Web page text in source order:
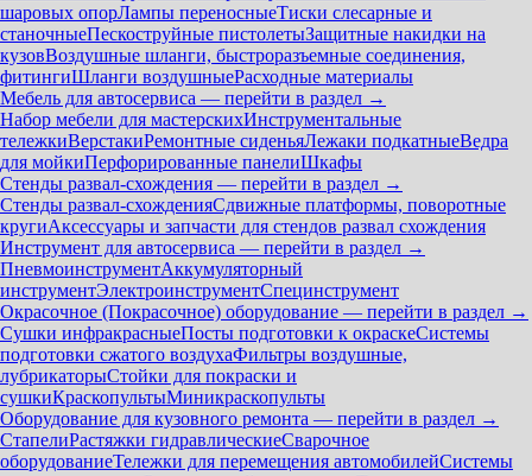
шаровых опорЛампы переносныеТиски слесарные и
станочныеПескоструйные пистолетыЗащитные накидки на
кузовВоздушные шланги, быстроразъемные соединения,
фитингиШланги воздушныеРасходные материалы
Мебель для автосервиса — перейти в раздел →
Набор мебели для мастерскихИнструментальные
тележкиВерстакиРемонтные сиденьяЛежаки подкатныеВедра
для мойкиПерфорированные панелиШкафы
Стенды развал-схождения — перейти в раздел →
Стенды развал-схожденияСдвижные платформы, поворотные
кругиАксессуары и запчасти для стендов развал схождения
Инструмент для автосервиса — перейти в раздел →
ПневмоинструментАккумуляторный
инструментЭлектроинструментСпецинструмент
Окрасочное (Покрасочное) оборудование — перейти в раздел →
Сушки инфракрасныеПосты подготовки к окраскеСистемы
подготовки сжатого воздухаФильтры воздушные,
лубрикаторыСтойки для покраски и
сушкиКраскопультыМиникраскопульты
Оборудование для кузовного ремонта — перейти в раздел →
СтапелиРастяжки гидравлическиеСварочное
оборудованиеТележки для перемещения автомобилейСистемы